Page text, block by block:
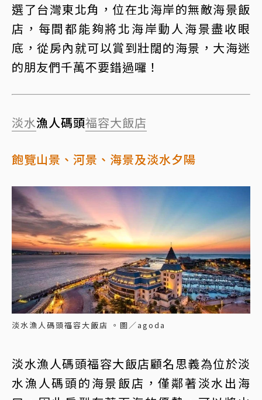
選了台灣東北角，位在北海岸的無敵海景飯
店，每間都能夠將北海岸動人海景盡收眼
底，從房內就可以賞到壯闊的海景，大海迷
的朋友們千萬不要錯過囉！
淡水漁人碼頭福容大飯店
飽覽山景、河景、海景及淡水夕陽
淡水漁人碼頭福容大飯店 。圖／agoda
淡水漁人碼頭福容大飯店顧名思義為位於淡
水漁人碼頭的海景飯店，僅鄰著淡水出海